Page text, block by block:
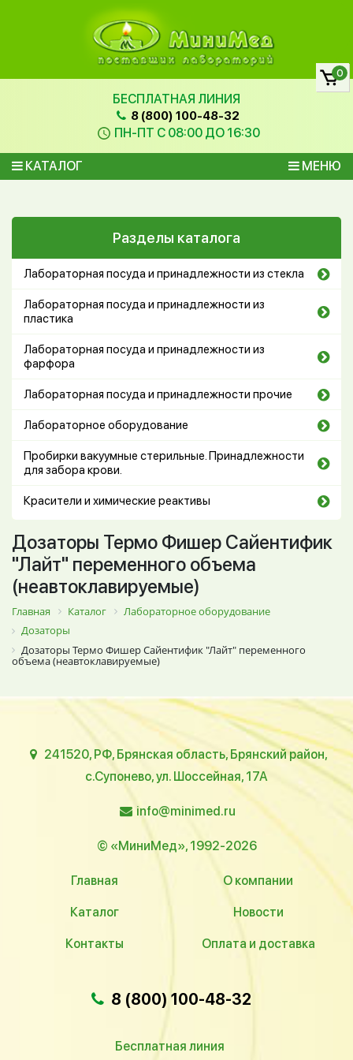
БЕСПЛАТНАЯ ЛИНИЯ
8 (800) 100-48-32
ПН-ПТ С 08:00 ДО 16:30
КАТАЛОГ МЕНЮ
0
Разделы каталога
Лабораторная посуда и принадлежности из стекла
Лабораторная посуда и принадлежности из
пластика
Лабораторная посуда и принадлежности из
фарфора
Лабораторная посуда и принадлежности прочие
Лабораторное оборудование
Пробирки вакуумные стерильные. Принадлежности
для забора крови.
Красители и химические реактивы
Дозаторы Термо Фишер Сайентифик
"Лайт" переменного объема
(неавтоклавируемые)
Главная Каталог
Лабораторное оборудование
Дозаторы
Дозаторы Термо Фишер Сайентифик "Лайт" переменного
объема (неавтоклавируемые)
241520, РФ, Брянская область, Брянский район,
с.Супонево, ул. Шоссейная, 17А
info@minimed.ru
© «МиниМед», 1992-2026
Главная О компании
Каталог Новости
Контакты Оплата и доставка
8 (800) 100-48-32
Бесплатная линия